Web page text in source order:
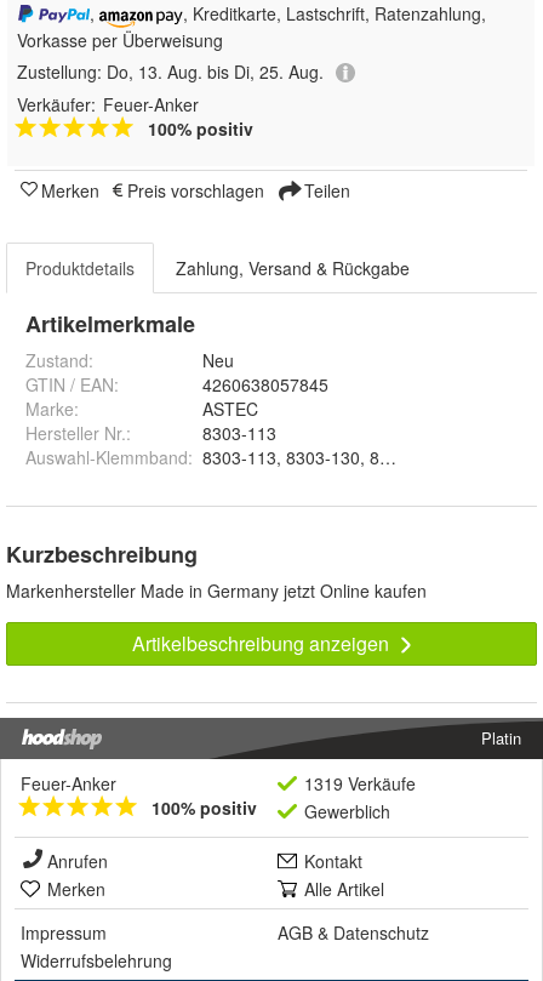
,
, Kreditkarte, Lastschrift, Ratenzahlung,
Vorkasse per Überweisung
Zustellung: Do, 13. Aug. bis Di, 25. Aug.
Verkäufer: Feuer-Anker
100% positiv
Merken Preis vorschlagen Teilen
Produktdetails Zahlung, Versand & Rückgabe
Artikelmerkmale
Zustand:
Neu
GTIN / EAN:
4260638057845
Marke:
ASTEC
Hersteller Nr.:
8303-113
Auswahl-Klemmband:
Kurzbeschreibung
Markenhersteller Made in Germany jetzt Online kaufen
Artikelbeschreibung anzeigen
Platin
Feuer-Anker
100% positiv
1319 Verkäufe
Gewerblich
Anrufen
Kontakt
Merken
Alle Artikel
Impressum
AGB & Datenschutz
Widerrufsbelehrung